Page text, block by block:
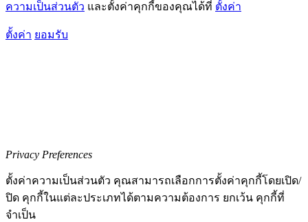
ความเป็นส่วนตัว และตั้งค่าคุกกี้ของคุณได้ที่ ตั้งค่า
ตั้งค่า ยอมรับ
Privacy Preferences
ตั้งค่าความเป็นส่วนตัว คุณสามารถเลือกการตั้งค่าคุกกี้โดยเปิด/
ปิด คุกกี้ในแต่ละประเภทได้ตามความต้องการ ยกเว้น คุกกี้ที่
จำเป็น